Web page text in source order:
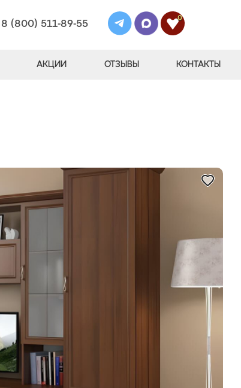
8 (800) 511-89-55
0
АКЦИИ ОТЗЫВЫ КОНТАКТЫ